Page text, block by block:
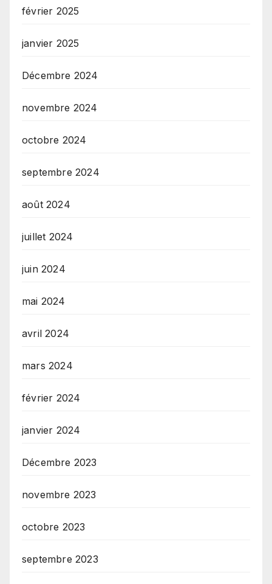
février 2025
janvier 2025
Décembre 2024
novembre 2024
octobre 2024
septembre 2024
août 2024
juillet 2024
juin 2024
mai 2024
avril 2024
mars 2024
février 2024
janvier 2024
Décembre 2023
novembre 2023
octobre 2023
septembre 2023